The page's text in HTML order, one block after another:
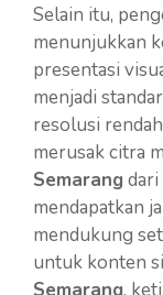
Selain itu,
menunjukkan
presentasi
menjadi
resolusi
merusak citra
Semarang dari
mendapatkan
mendukung
untuk konten
Semarang,